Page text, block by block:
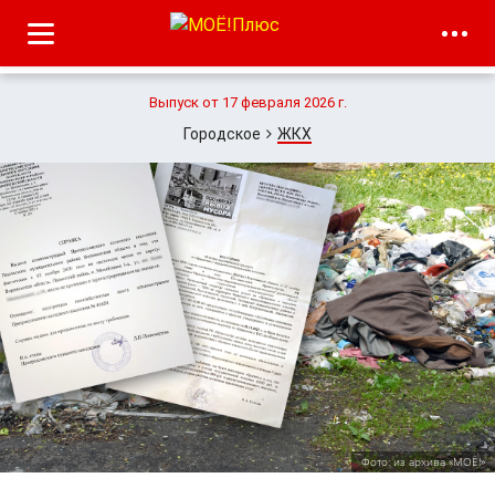
Выпуск от 17 февраля 2026 г.
Городское ЖКХ
Фото: из архива «МОЁ!»